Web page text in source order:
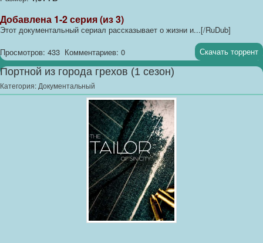
Добавлена 1-2 серия (из 3)
Этот документальный сериал рассказывает о жизни и...[/RuDub]
Просмотров: 433 Комментариев: 0 Скачать торрент
Портной из города грехов (1 сезон)
Категория: Документальный